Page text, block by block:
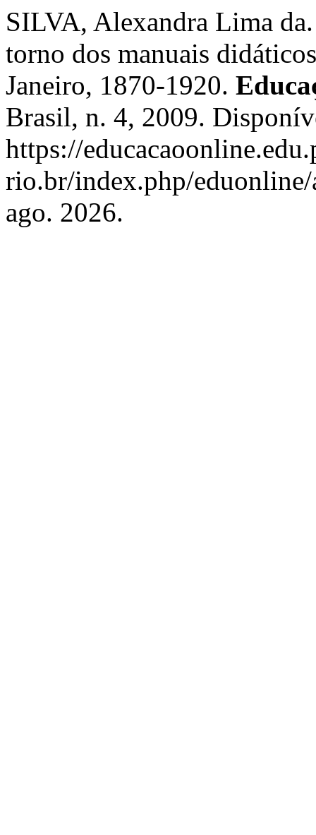
SILVA, Alexandra Lima
torno dos manuais
Janeiro, 1870-1920.
Brasil, n. 4, 2009.
https://
rio.br/index.php/
ago. 2026.